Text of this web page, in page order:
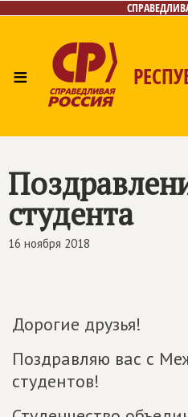
≡
студента
16 ноября 2018
Дорогие друзья!
Поздравляю вас с
студентов!